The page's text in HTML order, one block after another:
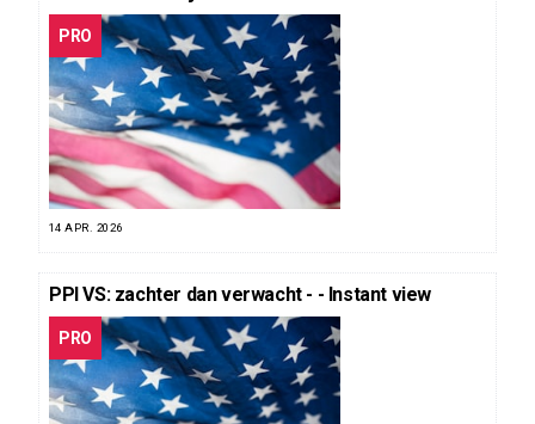
PRO
14 APR. 2026
PPI VS: zachter dan verwacht - - Instant view
PRO